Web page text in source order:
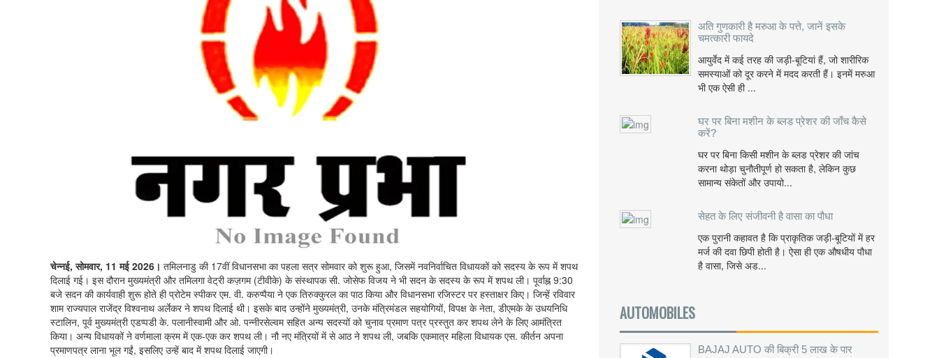
चेन्नई, सोमवार, 11 मई 2026। तमिलनाडु की 17वीं विधानसभा का पहला सत्र सोमवार को शुरू हुआ, जिसमें नवनिर्वाचित विधायकों को सदस्य के रूप में शपथ
दिलाई गई। इस दौरान मुख्यमंत्री और तमिलगा वेट्री कज़गम (टीवीके) के संस्थापक सी. जोसेफ विजय ने भी सदन के सदस्य के रूप में शपथ ली। पूर्वाह्न 9:30
बजे सदन की कार्यवाही शुरू होते ही प्रोटेम स्पीकर एम. वी. करुप्पैया ने एक तिरुक्कुरल का पाठ किया और विधानसभा रजिस्टर पर हस्ताक्षर किए। जिन्हें रविवार
शाम राज्यपाल राजेंद्र विश्वनाथ अर्लेकर ने शपथ दिलाई थी। इसके बाद उन्होंने मुख्यमंत्री, उनके मंत्रिमंडल सहयोगियों, विपक्ष के नेता, डीएमके के उधयनिधि
स्टालिन, पूर्व मुख्यमंत्री एडप्पडी के. पलानीस्वामी और ओ. पन्नीरसेल्वम सहित अन्य सदस्यों को चुनाव प्रमाण पत्र प्रस्तुत कर शपथ लेने के लिए आमंत्रित
किया। अन्य विधायकों ने वर्णमाला क्रम में एक-एक कर शपथ ली। नौ नए मंत्रियों में से आठ ने शपथ ली, जबकि एकमात्र महिला विधायक एस. कीर्तन अपना
प्रमाणपत्र लाना भूल गईं, इसलिए उन्हें बाद में शपथ दिलाई जाएगी।
अति गुणकारी है मरुआ के पत्ते, जानें इसके
चमत्कारी फायदे
आयुर्वेद में कई तरह की जड़ी-बूटियां हैं, जो शारीरिक
समस्याओं को दूर करने में मदद करती हैं। इनमें मरुआ
भी एक ऐसी ही ...
घर पर बिना मशीन के ब्लड प्रेशर की जाँच कैसे
करें?
घर पर बिना किसी मशीन के ब्लड प्रेशर की जांच
करना थोड़ा चुनौतीपूर्ण हो सकता है, लेकिन कुछ
सामान्य संकेतों और उपायो...
सेहत के लिए संजीवनी है वासा का पौधा
एक पुरानी कहावत है कि प्राकृतिक जड़ी-बूटियों में हर
मर्ज की दवा छिपी होती है। ऐसा ही एक औषधीय पौधा
है वासा, जिसे अड...
AUTOMOBILES
BAJAJ AUTO की बिक्री 5 लाख के पार